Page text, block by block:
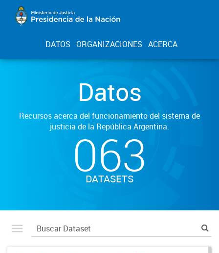
DATOS ORGANIZACIONES ACERCA
Datos
Recursos acerca del funcionamiento del sistema de
justicia de la República Argentina.
063
DATASETS